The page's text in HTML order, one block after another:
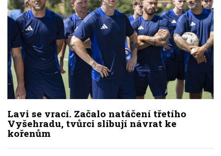
Lavi se vrací. Začalo natáčení třetího
Vyšehradu, tvůrci slibují návrat ke
kořenům